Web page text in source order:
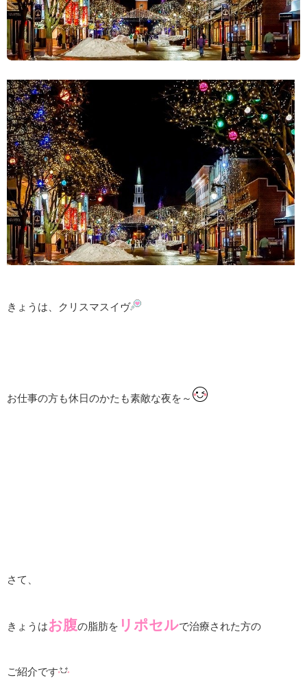
きょうは、クリスマスイヴ
お仕事の方も休日のかたも素敵な夜を～
さて、
きょうはお腹の脂肪を リポセルで治療された方の
ご紹介です